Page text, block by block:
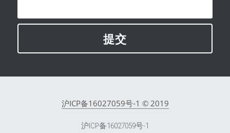
提交
沪ICP备16027059号-1 © 2019
沪ICP备16027059号-1